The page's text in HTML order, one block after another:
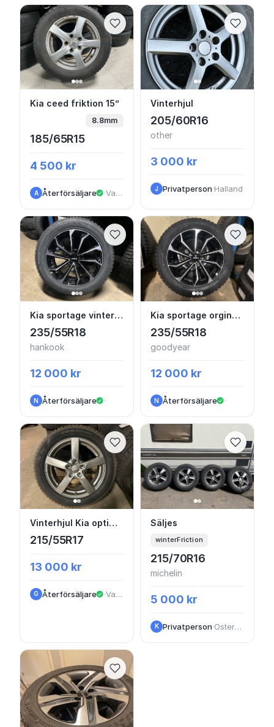
Kia ceed friktion 15”
Kia ceed friktion 15”
8.8mm
185/65R15
4 500 kr
A Återförsäljare · VastraGotaland
Vinterhjul
Vinterhjul
205/60R16
other
3 000 kr
J Privatperson·Halland
Kia sportage vinterhjul orginal friktion
Kia sportage vinterhjul orginal friktion
235/55R18
hankook
12 000 kr
N Återförsäljare ·
Kia sportage Kia sportage orginalhjul nyskick
235/55R18
goodyear
12 000 kr
N Återförsäljare ·
Vinterhjul Kia optima 17”
Vinterhjul Kia optima 17”
215/55R17
13 000 kr
G Återförsäljare · VastraGotaland
Säljes
Säljes
winterFriction
215/70R16
michelin
5 000 kr
K Privatperson· Ostergotland